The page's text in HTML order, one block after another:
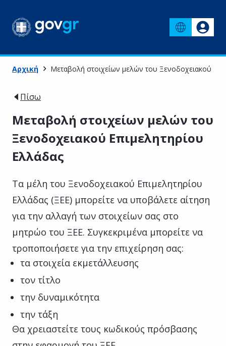
Αρχική Μεταβολή στοιχείων μελών του Ξενοδοχειακού
Πίσω
Μεταβολή στοιχείων μελών του
Ξενοδοχειακού Επιμελητηρίου
Ελλάδας
Τα μέλη του Ξενοδοχειακού Επιμελητηρίου
Ελλάδας (ΞΕΕ) μπορείτε να υποβάλετε αίτηση
για την αλλαγή των στοιχείων σας στο
μητρώο του ΞΕΕ. Συγκεκριμένα μπορείτε να
τροποποιήσετε για την επιχείρηση σας:
τα στοιχεία εκμετάλλευσης
τον τίτλο
την δυναμικότητα
την τάξη
Θα χρειαστείτε τους κωδικούς πρόσβασης